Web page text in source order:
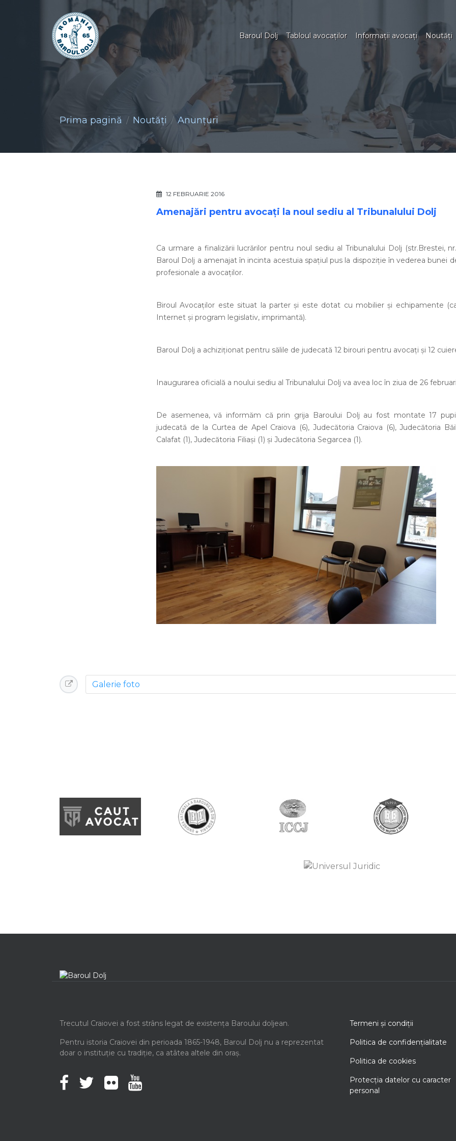
Baroul Dolj Tabloul avocaţilor Informaţii avocaţi Noutăţi
Prima pagină Noutăţi Anunţuri
12 FEBRUARIE 2016
Amenajări pentru avocați la noul sediu al Tribunalului Dolj
Ca urmare a finalizării lucrărilor pentru noul sediu al Tribunalului Dolj (str.Brestei,
Baroul Dolj a amenajat în incinta acestuia spațiul pus la dispoziție în vederea bunei
profesionale a avocaților.
Biroul Avocaților este situat la parter și este dotat cu mobilier și echipamente
Internet și program legislativ, imprimantă).
Baroul Dolj a achiziționat pentru sălile de judecată 12 birouri pentru avocați și 12
Inaugurarea oficială a noului sediu al Tribunalului Dolj va avea loc în ziua de 26
De asemenea, vă informăm că prin grija Baroului Dolj au fost montate 17
judecată de la Curtea de Apel Craiova (6), Judecătoria Craiova (6), Judecătoria
Calafat (1), Judecătoria Filiași (1) și Judecătoria Segarcea (1).
Galerie foto
Trecutul Craiovei a fost strâns legat de existența Baroului doljean.
Pentru istoria Craiovei din perioada 1865-1948, Baroul Dolj nu a reprezentat
doar o instituție cu tradiție, ca atâtea altele din oraș.
Termeni şi condiţii
Politica de confidenţialitate
Politica de cookies
Protecţia datelor cu caracter
personal